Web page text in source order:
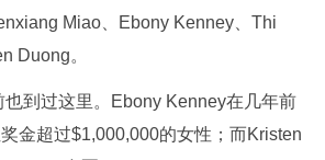
Miao Ebony Kenney
Thi
Duong。
到过这里。 Ebony Kenney在几年前
金超过$1,000,000的女性；而Kristen